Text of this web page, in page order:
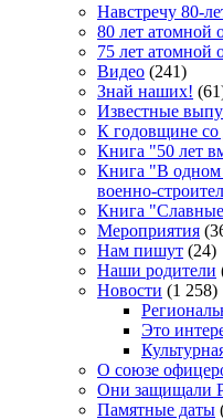
Навстречу 80-
80 лет атомной
75 лет атомной
Видео (241)
Знай наших!
Известные
К годовщине
Книга "50 лет
Книга "В одном
военно-
Книга
Мероприятия
Нам пишут (24)
Наши родители
Новости (1 258)
Это
О союзе
Они защищали
Памятные даты